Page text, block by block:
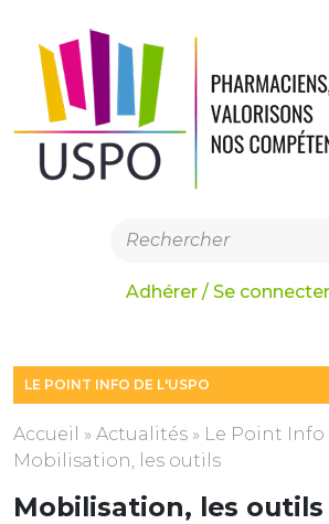
Adhérer / Se connecter
LE POINT INFO DE L'USPO
Accueil » Actualités » Le Point Info
Mobilisation, les outils
Mobilisation, les outils